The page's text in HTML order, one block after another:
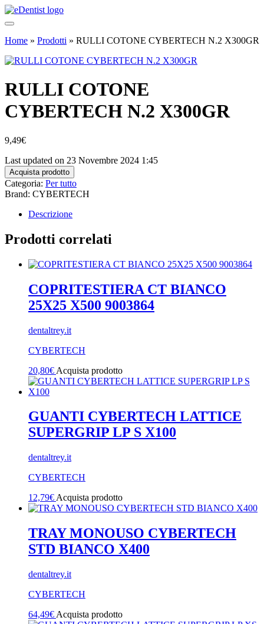
Home » Prodotti » RULLI COTONE CYBERTECH N.2 X300GR
RULLI COTONE
CYBERTECH N.2 X300GR
9,49€
Last updated on 23 Novembre 2024 1:45
Acquista prodotto
Categoria: Per tutto
Brand: CYBERTECH
Descrizione
Prodotti correlati
COPRITESTIERA CT BIANCO
25X25 X500 9003864
dentaltrey.it
CYBERTECH
20,80€ Acquista prodotto
GUANTI CYBERTECH LATTICE
SUPERGRIP LP S X100
dentaltrey.it
CYBERTECH
12,79€ Acquista prodotto
TRAY MONOUSO CYBERTECH
STD BIANCO X400
dentaltrey.it
CYBERTECH
64,49€ Acquista prodotto